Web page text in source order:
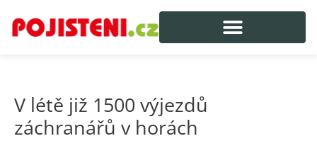
V létě již 1500 výjezdů
záchranářů v horách